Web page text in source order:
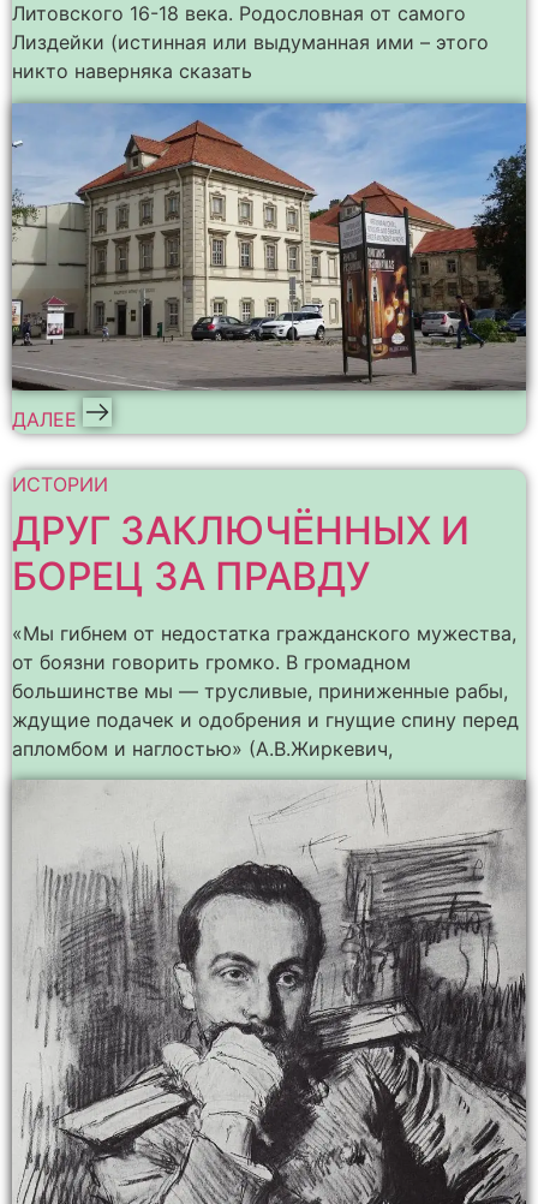
Литовского 16-18 века. Родословная от самого
Лиздейки (истинная или выдуманная ими – этого
никто наверняка сказать
ДАЛЕЕ
ИСТОРИИ
ДРУГ ЗАКЛЮЧЁННЫХ И
БОРЕЦ ЗА ПРАВДУ
«Мы гибнем от недостатка гражданского мужества,
от боязни говорить громко. В громадном
большинстве мы — трусливые, приниженные рабы,
ждущие подачек и одобрения и гнущие спину перед
апломбом и наглостью» (А.В.Жиркевич,